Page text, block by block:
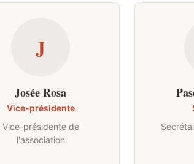
J
Josée Rosa
Vice-présidente
Vice-présidente de
l'association